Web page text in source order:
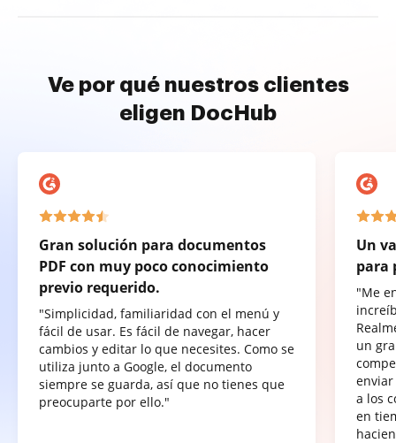
Ve por qué nuestros clientes
eligen DocHub
Gran solución para documentos
PDF con muy poco conocimiento
previo requerido.
"Simplicidad, familiaridad con el menú y
fácil de usar. Es fácil de navegar, hacer
cambios y editar lo que necesites. Como se
utiliza junto a Google, el documento
siempre se guarda, así que no tienes que
preocuparte por ello."
Un
para
"Me
un
a los
en